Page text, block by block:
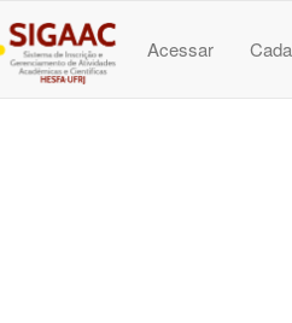
Acessar